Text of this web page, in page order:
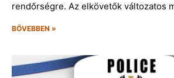
rendőrségre. Az elkövetők változatos
BŐVEBBEN »